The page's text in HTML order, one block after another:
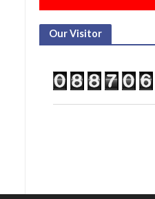
Our Visitor